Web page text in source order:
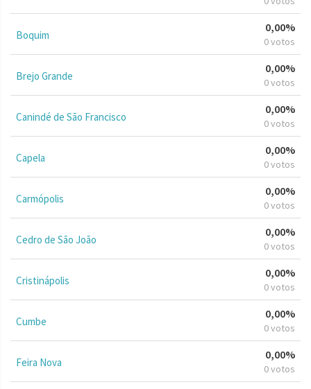
Boquim
0,00%
0 votos
Brejo Grande
0,00%
0 votos
Canindé de São Francisco
0,00%
0 votos
Capela
0,00%
0 votos
Carmópolis
0,00%
0 votos
Cedro de São João
0,00%
0 votos
Cristinápolis
0,00%
0 votos
Cumbe
0,00%
0 votos
Feira Nova
0,00%
0 votos